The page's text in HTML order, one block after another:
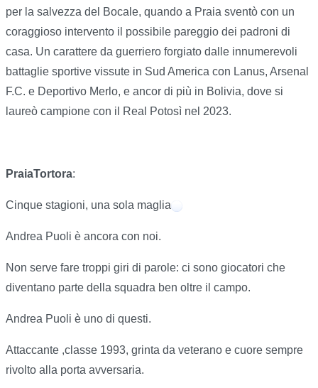
per la salvezza del Bocale, quando a Praia sventò con un
coraggioso intervento il possibile pareggio dei padroni di
casa. Un carattere da guerriero forgiato dalle innumerevoli
battaglie sportive vissute in Sud America con Lanus, Arsenal
F.C. e Deportivo Merlo, e ancor di più in Bolivia, dove si
laureò campione con il Real Potosì nel 2023.
PraiaTortora:
Cinque stagioni, una sola maglia
Andrea Puoli è ancora con noi.
Non serve fare troppi giri di parole: ci sono giocatori che
diventano parte della squadra ben oltre il campo.
Andrea Puoli è uno di questi.
Attaccante ,classe 1993, grinta da veterano e cuore sempre
rivolto alla porta avversaria.